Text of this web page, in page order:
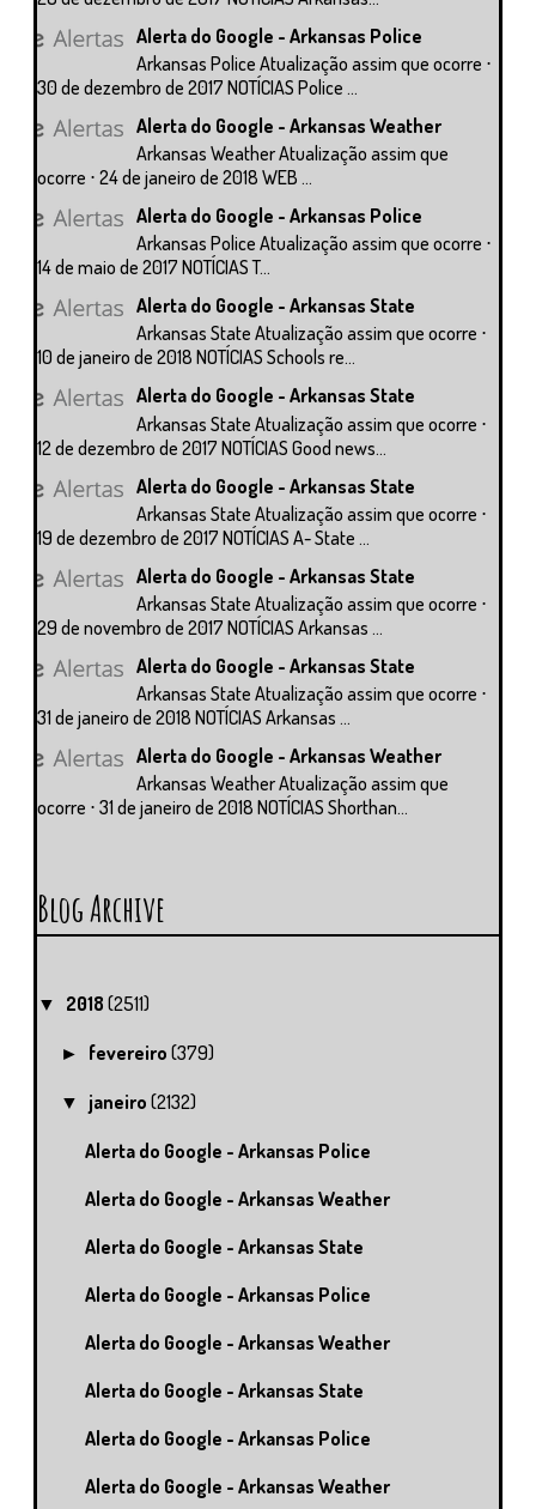
Alerta do Google - Arkansas Police
Arkansas Police Atualização assim que ocorre ⋅
30 de dezembro de 2017 NOTÍCIAS Police ...
Alerta do Google - Arkansas Weather
Arkansas Weather Atualização assim que
ocorre ⋅ 24 de janeiro de 2018 WEB ...
Alerta do Google - Arkansas Police
Arkansas Police Atualização assim que ocorre ⋅
14 de maio de 2017 NOTÍCIAS T...
Alerta do Google - Arkansas State
Arkansas State Atualização assim que ocorre ⋅
10 de janeiro de 2018 NOTÍCIAS Schools re...
Alerta do Google - Arkansas State
Arkansas State Atualização assim que ocorre ⋅
12 de dezembro de 2017 NOTÍCIAS Good news...
Alerta do Google - Arkansas State
Arkansas State Atualização assim que ocorre ⋅
19 de dezembro de 2017 NOTÍCIAS A- State ...
Alerta do Google - Arkansas State
Arkansas State Atualização assim que ocorre ⋅
29 de novembro de 2017 NOTÍCIAS Arkansas ...
Alerta do Google - Arkansas State
Arkansas State Atualização assim que ocorre ⋅
31 de janeiro de 2018 NOTÍCIAS Arkansas ...
Alerta do Google - Arkansas Weather
Arkansas Weather Atualização assim que
ocorre ⋅ 31 de janeiro de 2018 NOTÍCIAS Shorthan...
Blog Archive
▼ 2018 (2511)
► fevereiro(379)
▼ janeiro(2132)
Alerta do Google - Arkansas Police
Alerta do Google - Arkansas Weather
Alerta do Google - Arkansas State
Alerta do Google - Arkansas Police
Alerta do Google - Arkansas Weather
Alerta do Google - Arkansas State
Alerta do Google - Arkansas Police
Alerta do Google - Arkansas Weather